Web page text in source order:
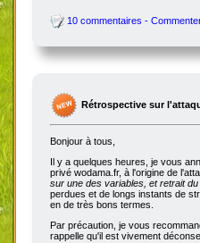
10 commentaires -
Rétrospective sur
Bonjour à tous,
Il y a quelques heures, je vous
privé wodama.fr, à l'origine de
sur une des variables, et retrait
perdues et de longs instants de
en de très bons termes.
Par précaution, je vous
rappelle qu'il est vivement